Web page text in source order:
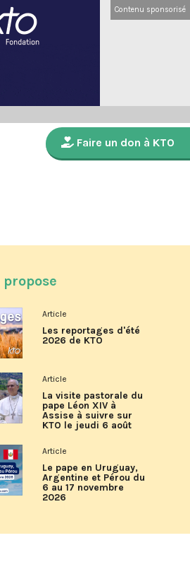
Contenu sponsorisé
Faire un don à KTO
propose
Article
Les reportages d'été
2026 de KTO
Article
La visite pastorale du
pape Léon XIV à
Assise à suivre sur
KTO le jeudi 6 août
Article
Le pape en Uruguay,
Argentine et Pérou du
6 au 17 novembre
2026